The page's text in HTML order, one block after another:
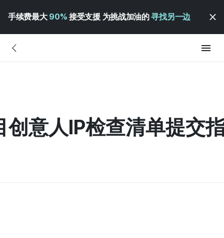
手续费最大 90% 接受支援 为挑战加油的寻找另一边
创意人IP检查清单提交